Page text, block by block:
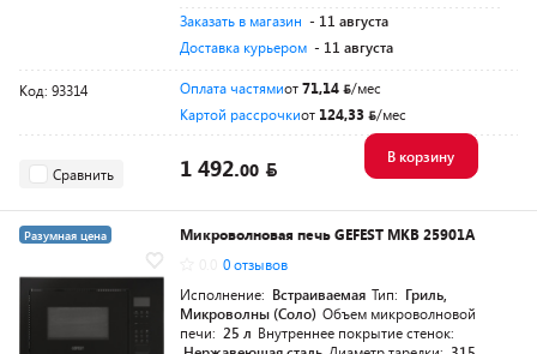
Заказать в магазин - 11 августа
Доставка курьером - 11 августа
Код: 93314 Оплата частямиот71,14
/мес
Картой рассрочкиот 124,33 /мес
Сравнить 1 492.00
В корзину
Разумная цена
Микроволновая печь GEFEST МКВ 25901А
0 отзывов
Исполнение: Встраиваемая Тип: Гриль,
Микроволны (Соло) Объем микроволновой
печи: 25 л Внутреннее покрытие стенок: